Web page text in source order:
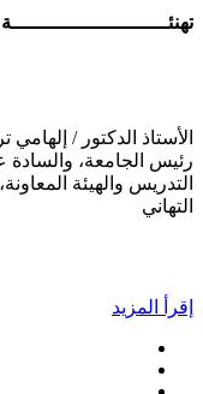
تهنئــــــــــــــــــــــــــة
التهاني
إقرأ المزيد